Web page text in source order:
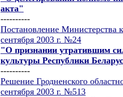
акта"
----------
Постановление Министерства
сентября 2003 г. №24
"О признании утратившим
культуры Республики
----------
Решение Гродненского
сентября 2003 г. №513